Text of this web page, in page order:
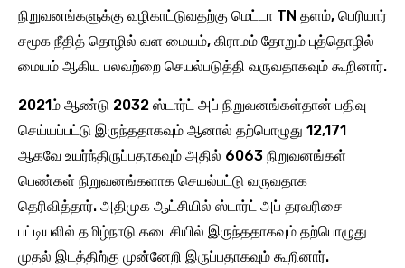
நிறுவனங்களுக்கு வழிகாட்டுவதற்கு மெட்டா TN தளம், பெரியார்
சமூக நீதித் தொழில் வள மையம், கிராமம் தோறும் புத்தொழில்
மையம் ஆகிய பலவற்றை செயல்படுத்தி வருவதாகவும் கூறினார்.
2021ம் ஆண்டு 2032 ஸ்டார்ட் அப் நிறுவனங்கள்தான் பதிவு
செய்யப்பட்டு இருந்ததாகவும் ஆனால் தற்பொழுது 12,171
ஆகவே உயர்ந்திருப்பதாகவும் அதில் 6063 நிறுவனங்கள்
பெண்கள் நிறுவனங்களாக செயல்பட்டு வருவதாக
தெரிவித்தார். அதிமுக ஆட்சியில் ஸ்டார்ட் அப் தரவரிசை
பட்டியலில் தமிழ்நாடு கடைசியில் இருந்ததாகவும் தற்பொழுது
முதல் இடத்திற்கு முன்னேறி இருப்பதாகவும் கூறினார்.